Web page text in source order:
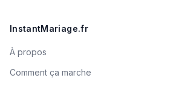
InstantMariage.fr
À propos
Comment ça marche